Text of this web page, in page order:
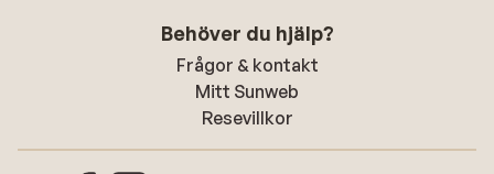
Behöver du hjälp?
Frågor & kontakt
Mitt Sunweb
Resevillkor